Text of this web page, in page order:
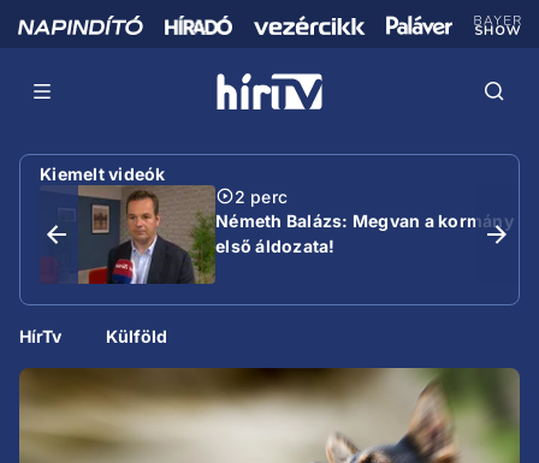
Kiemelt videók
2 perc
Németh Balázs: Megvan a kormány
első áldozata!
HírTv Külföld